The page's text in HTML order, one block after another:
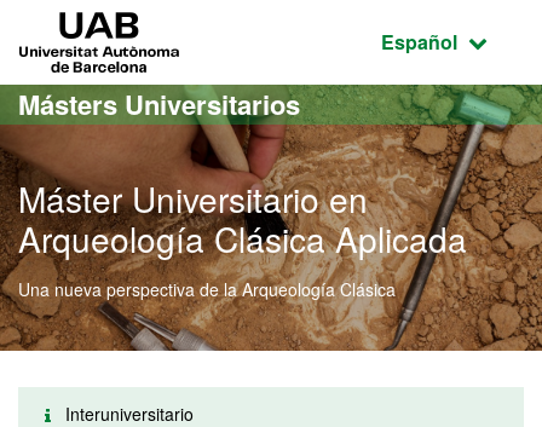
Acceso al contenido principal
Acceso a la navegación de la página
Idioma
Español
Másters Universitarios
Máster Universitario en
Arqueología Clásica Aplicada
Una nueva perspectiva de la Arqueología Clásica
Interuniversitario